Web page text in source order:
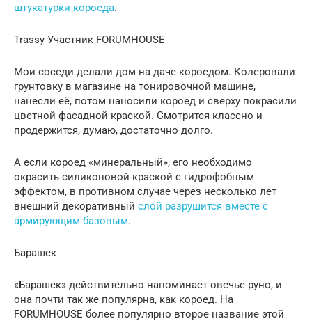
штукатурки-короеда.
Trassy Участник FORUMHOUSE
Мои соседи делали дом на даче короедом. Колеровали
грунтовку в магазине на тонировочной машине,
нанесли её, потом наносили короед и сверху покрасили
цветной фасадной краской. Смотрится классно и
продержится, думаю, достаточно долго.
А если короед «минеральный», его необходимо
окрасить силиконовой краской с гидрофобным
эффектом, в противном случае через несколько лет
внешний декоративный слой разрушится вместе с
армирующим базовым.
Барашек
«Барашек» действительно напоминает овечье руно, и
она почти так же популярна, как короед. На
FORUMHOUSE более популярно второе название этой